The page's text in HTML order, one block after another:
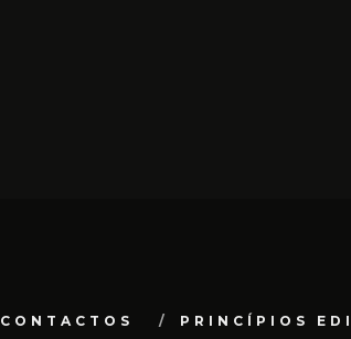
CONTACTOS PRINCÍPIOS